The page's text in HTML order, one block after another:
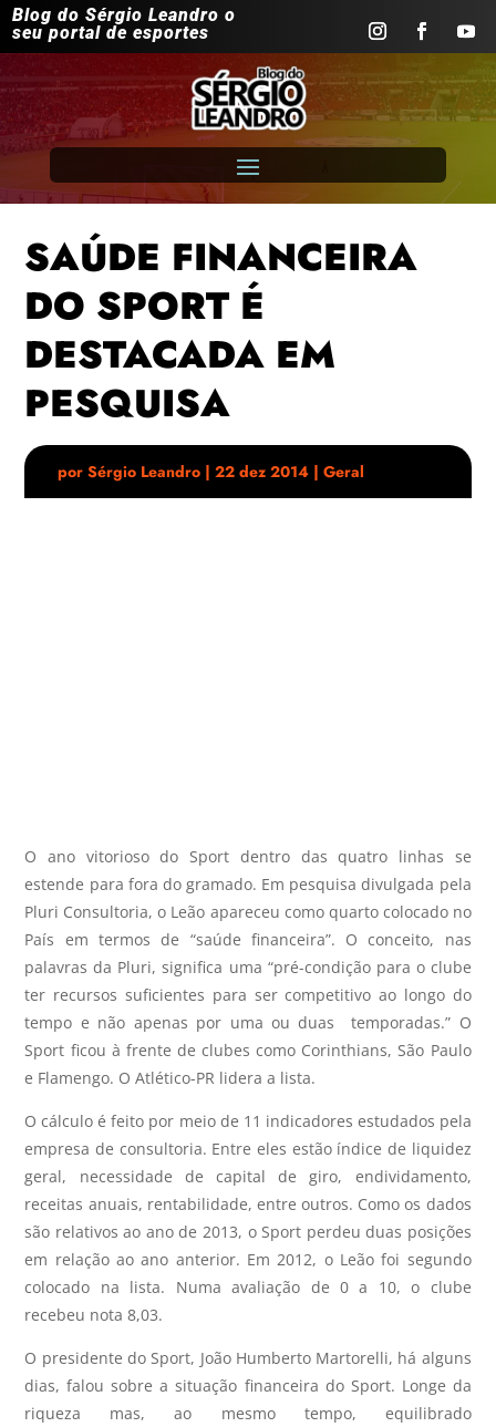
Blog do Sérgio Leandro o
seu portal de esportes
SAÚDE FINANCEIRA
DO SPORT É
DESTACADA EM
PESQUISA
porSérgio Leandro |22 dez 2014 |Geral
O ano vitorioso do Sport dentro das quatro linhas se
estende para fora do gramado. Em pesquisa divulgada pela
Pluri Consultoria, o Leão apareceu como quarto colocado no
País em termos de “saúde financeira”. O conceito, nas
palavras da Pluri, significa uma “pré-condição para o clube
ter recursos suficientes para ser competitivo ao longo do
tempo e não apenas por uma ou duas temporadas.” O
Sport ficou à frente de clubes como Corinthians, São Paulo
e Flamengo. O Atlético-PR lidera a lista.
O cálculo é feito por meio de 11 indicadores estudados pela
empresa de consultoria. Entre eles estão índice de liquidez
geral, necessidade de capital de giro, endividamento,
receitas anuais, rentabilidade, entre outros. Como os dados
são relativos ao ano de 2013, o Sport perdeu duas posições
em relação ao ano anterior. Em 2012, o Leão foi segundo
colocado na lista. Numa avaliação de 0 a 10, o clube
recebeu nota 8,03.
O presidente do Sport, João Humberto Martorelli, há alguns
dias, falou sobre a situação financeira do Sport. Longe da
riqueza mas, ao mesmo tempo, equilibrado